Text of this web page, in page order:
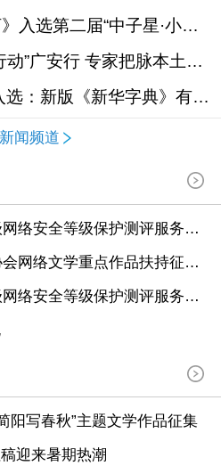
四川赖继《月光卫河》入选第二届“中子星·小说月报影视改编价值潜力榜”最具改编价值中篇小说
四川文学研讨“春雷行动”广安行 专家把脉本土文学创作
“货郎”被删，“弹幕”入选：新版《新华字典》有哪些新变化
闻频道
2026年四川作家网三级网络安全等级保护测评服务项目比选结果公告
2026年度四川省作家协会网络文学重点作品扶持征集启事
2026年四川作家网三级网络安全等级保护测评服务采购项目比选公告
阳写春秋”主题文学作品征集
迎来暑期热潮